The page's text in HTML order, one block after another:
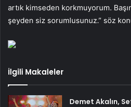
artık kimseden korkmuyorum.
şeyden siz sorumlusunuz.” söz
İlgili Makaleler
Demet Akalın,